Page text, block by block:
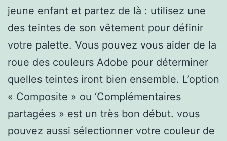
jeune enfant et partez de là : utilisez une
des teintes de son vêtement pour définir
votre palette. Vous pouvez vous aider de la
roue des couleurs Adobe pour déterminer
quelles teintes iront bien ensemble. L’option
« Composite » ou ‘Complémentaires
partagées » est un très bon début. vous
pouvez aussi sélectionner votre couleur de